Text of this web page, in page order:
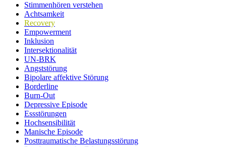
Stimmenhören verstehen
Achtsamkeit
Recovery
Empowerment
Inklusion
Intersektionalität
UN-BRK
Angststörung
Bipolare affektive Störung
Borderline
Burn-Out
Depressive Episode
Essstörungen
Hochsensibilität
Manische Episode
Posttraumatische Belastungsstörung